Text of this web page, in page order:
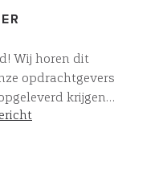
Wij horen dit
opdrachtgevers
krijgen.
ook graag